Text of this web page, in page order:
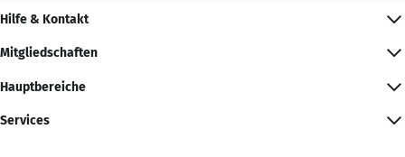
Hilfe & Kontakt
Mitgliedschaften
Hauptbereiche
Services